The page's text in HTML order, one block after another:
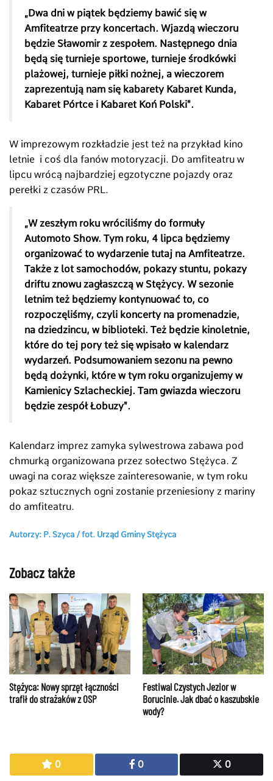
0 0 0
„Dwa dni w piątek będziemy bawić się w
Amfiteatrze przy koncertach. Wjazdą wieczoru
będzie Sławomir z zespołem. Następnego dnia
będą się turnieje sportowe, turnieje środkówki
plażowej, turnieje piłki nożnej, a wieczorem
zaprezentują nam się kabarety Kabaret Kunda,
Kabaret Pórtce i Kabaret Koń Polski".
W imprezowym rozkładzie jest też na przykład kino
letnie i coś dla fanów motoryzacji. Do amfiteatru w
lipcu wrócą najbardziej egzotyczne pojazdy oraz
perełki z czasów PRL.
„W zeszłym roku wróciliśmy do formuły
Automoto Show. Tym roku, 4 lipca będziemy
organizować to wydarzenie tutaj na Amfiteatrze.
Także z lot samochodów, pokazy stuntu, pokazy
driftu znowu zagłaszczą w Stężycy. W sezonie
letnim też będziemy kontynuować to, co
rozpoczęliśmy, czyli koncerty na promenadzie,
na dziedzincu, w biblioteki. Też będzie kinoletnie,
które do tej pory też się wpisało w kalendarz
wydarzeń. Podsumowaniem sezonu na pewno
będą dożynki, które w tym roku organizujemy w
Kamienicy Szlacheckiej. Tam gwiazda wieczoru
będzie zespół Łobuzy".
Kalendarz imprez zamyka sylwestrowa zabawa pod
chmurką organizowana przez sołectwo Stężyca. Z
uwagi na coraz większe zainteresowanie, w tym roku
pokaz sztucznych ogni zostanie przeniesiony z mariny
do amfiteatru.
Autorzy: P. Szyca / fot. Urząd Gminy Stężyca
Zobacz także
Stężyca: Nowy sprzęt łączności
trafił do strażaków z OSP
Festiwal Czystych Jezior w
Borucinie. Jak dbać o kaszubskie
wody?